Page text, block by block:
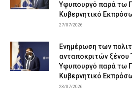
Υφυπουργό παρά τω
Κυβερνητικό
27/07/2026
Ενημέρωση των
ανταποκριτών ξένου
Υφυπουργό παρά τω
Κυβερνητικό
23/07/2026